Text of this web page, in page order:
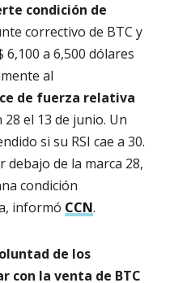
condición de
correctivo de BTC y
a 6,500 dólares
al
de fuerza relativa
28 el 13 de junio. Un
si su RSI cae a 30.
debajo de la marca 28,
condición
informó CCN.
de los
con la venta de BTC